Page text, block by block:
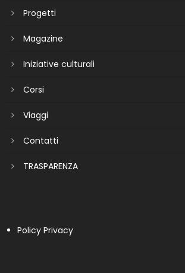
Progetti
Magazine
Iniziative culturali
Corsi
Viaggi
Contatti
TRASPARENZA
Policy Privacy